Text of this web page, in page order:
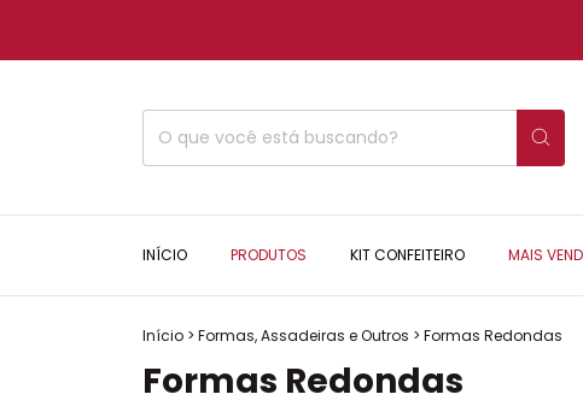
INÍCIO PRODUTOS KIT CONFEITEIRO MAIS
Início > Formas, Assadeiras e Outros > Formas Redondas
Formas Redondas